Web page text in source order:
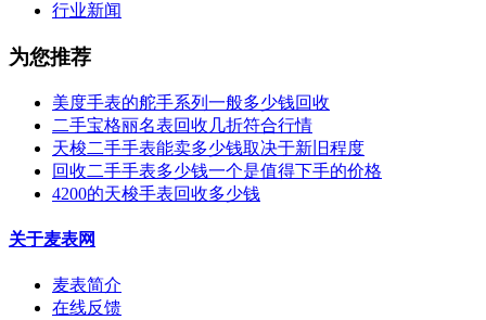
行业新闻
为您推荐
美度手表的舵手系列一般多少钱回收
二手宝格丽名表回收几折符合行情
天梭二手手表能卖多少钱取决于新旧程度
回收二手手表多少钱一个是值得下手的价格
4200的天梭手表回收多少钱
关于麦表网
麦表简介
在线反馈